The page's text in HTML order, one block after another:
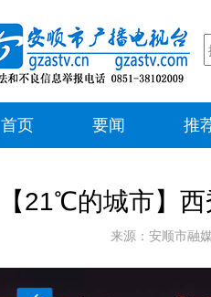
首页 要闻 推
【21℃的城市】
来源：安顺市融